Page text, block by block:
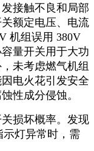
接触不良和局部
额定电压、电流
机组误用 380V
量开关用于大功
未考虑燃气机组
电火花引发安全
性成分侵蚀。
损坏概率。发现
灯异常时，需